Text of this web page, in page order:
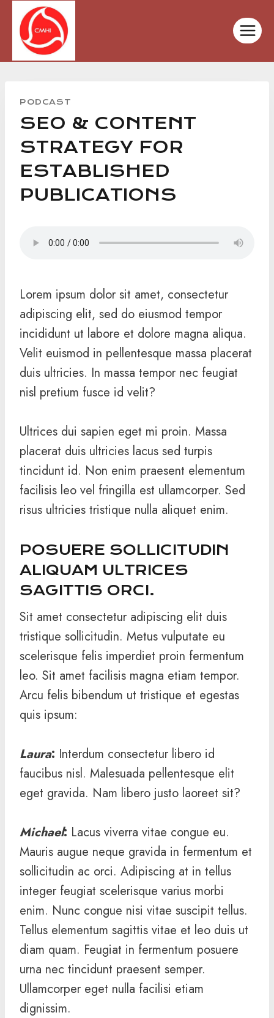
content
PODCAST
SEO & CONTENT
STRATEGY FOR
ESTABLISHED
PUBLICATIONS
Lorem ipsum dolor sit amet, consectetur
adipiscing elit, sed do eiusmod tempor
incididunt ut labore et dolore magna aliqua.
Velit euismod in pellentesque massa placerat
duis ultricies. In massa tempor nec feugiat
nisl pretium fusce id velit?
Ultrices dui sapien eget mi proin. Massa
placerat duis ultricies lacus sed turpis
tincidunt id. Non enim praesent elementum
facilisis leo vel fringilla est ullamcorper. Sed
risus ultricies tristique nulla aliquet enim.
POSUERE SOLLICITUDIN
ALIQUAM ULTRICES
SAGITTIS ORCI.
Sit amet consectetur adipiscing elit duis
tristique sollicitudin. Metus vulputate eu
scelerisque felis imperdiet proin fermentum
leo. Sit amet facilisis magna etiam tempor.
Arcu felis bibendum ut tristique et egestas
quis ipsum:
Laura: Interdum consectetur libero id
faucibus nisl. Malesuada pellentesque elit
eget gravida. Nam libero justo laoreet sit?
Michael: Lacus viverra vitae congue eu.
Mauris augue neque gravida in fermentum et
sollicitudin ac orci. Adipiscing at in tellus
integer feugiat scelerisque varius morbi
enim. Nunc congue nisi vitae suscipit tellus.
Tellus elementum sagittis vitae et leo duis ut
diam quam. Feugiat in fermentum posuere
urna nec tincidunt praesent semper.
Ullamcorper eget nulla facilisi etiam
dignissim.